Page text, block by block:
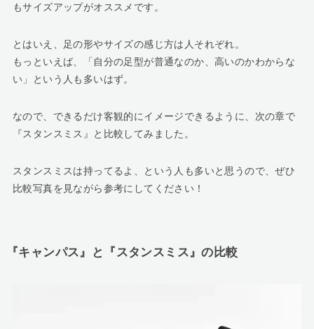
もサイズアップがオススメです。
とはいえ、足の形やサイズの感じ方は人それぞれ。
もっといえば、「自分の足型が普通なのか、高いのかわからな
い」という人も多いはず。
なので、できるだけ客観的にイメージできるように、次の章で
『スタンスミス』と比較してみました。
スタンスミスは持ってるよ、という人も多いと思うので、ぜひ
比較写真を見ながら参考にしてください！
『キャンパス』と『スタンスミス』の比較